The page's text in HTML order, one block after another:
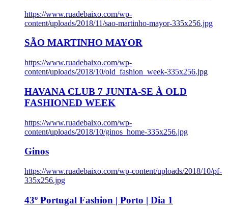
https://www.ruadebaixo.com/wp-
content/uploads/2018/11/sao-martinho-mayor-335x256.jpg
SÃO MARTINHO MAYOR
https://www.ruadebaixo.com/wp-
content/uploads/2018/10/old_fashion_week-335x256.jpg
HAVANA CLUB 7 JUNTA-SE À OLD
FASHIONED WEEK
https://www.ruadebaixo.com/wp-
content/uploads/2018/10/ginos_home-335x256.jpg
Ginos
https://www.ruadebaixo.com/wp-content/uploads/2018/10/pf-
335x256.jpg
43º Portugal Fashion | Porto | Dia 1